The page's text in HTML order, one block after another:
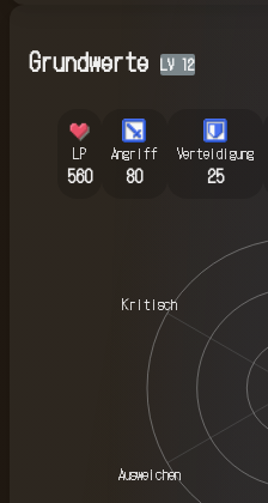
Grundwerte LV 12
LP
560
Angriff
80
Verteidigung
25
Ausweichen
Kritisch